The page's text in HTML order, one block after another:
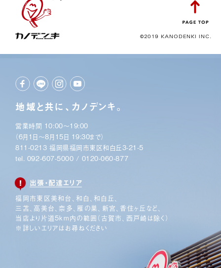
©2019 KANODENKI INC.
地域と共に、カノデンキ。
営業時間 10:00〜19:00
（6月1日〜8月15日 19:30まで）
811-0213 福岡県福岡市東区和白丘3-21-5
tel. 092-607-5000 / 0120-060-877
出張・配達エリア
福岡市東区美和台、和白、和白丘、
三苫、高美台、奈多、 雁の巣、新宮、香住ヶ丘など、
当店より片道5km内の範囲 （古賀市、西戸崎は除く）
※詳しいエリアはお尋ねください